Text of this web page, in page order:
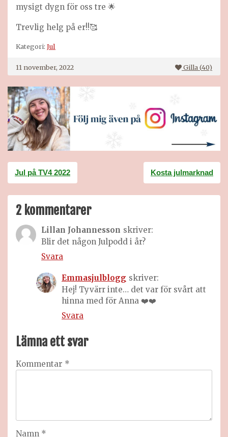
mysigt dygn för oss tre 🌟
Trevlig helg på er!!🥰
Kategori: Jul
11 november, 2022 Gilla (40)
Inläggsnavigering
Jul på TV4 2022 Kosta julmarknad
2 kommentarer
Lillan Johannesson skriver:
Blir det någon Julpodd i år?
Svara
Emmasjulblogg skriver:
Hej! Tyvärr inte… det var för svårt att
hinna med för Anna ❤️❤️
Svara
Lämna ett svar
Kommentar *
Namn *